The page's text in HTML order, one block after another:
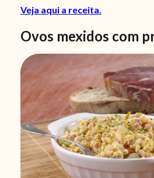
Veja aqui a receita.
Ovos mexidos com